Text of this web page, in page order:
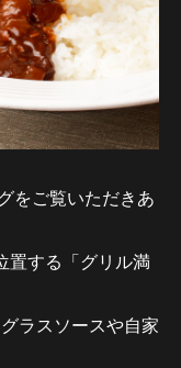
をご覧いただきあ
置する「グリル満
ラスソースや自家